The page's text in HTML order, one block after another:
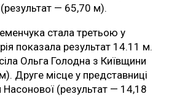
— 65,70 м).
стала третьою у
показала результат 14.11 м.
Ольга Голодна з Київщини
Друге місце у представниці
(результат — 14,18